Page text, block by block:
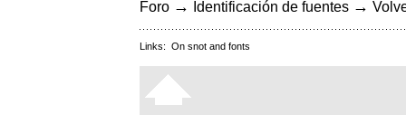
Foro → Identificación de fuentes →
Links: On snot and fonts